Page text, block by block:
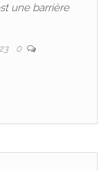
une barrière
0